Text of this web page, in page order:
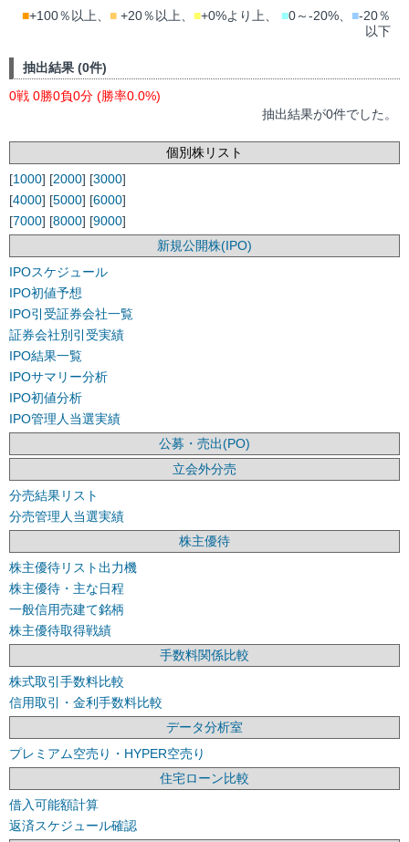
■+100％以上、 ■ +20％以上、 ■+0%より上、 ■0～-20%、 ■-20％
以下
抽出結果 (0件)
0戦 0勝0負0分 (勝率0.0%)
抽出結果が0件でした。
個別株リスト
[1000] [2000] [3000]
[4000] [5000] [6000]
[7000] [8000] [9000]
新規公開株(IPO)
IPOスケジュール
IPO初値予想
IPO引受証券会社一覧
証券会社別引受実績
IPO結果一覧
IPOサマリー分析
IPO初値分析
IPO管理人当選実績
公募・売出(PO)
立会外分売
分売結果リスト
分売管理人当選実績
株主優待
株主優待リスト出力機
株主優待・主な日程
一般信用売建て銘柄
株主優待取得戦績
手数料関係比較
株式取引手数料比較
信用取引・金利手数料比較
データ分析室
プレミアム空売り・HYPER空売り
住宅ローン比較
借入可能額計算
返済スケジュール確認